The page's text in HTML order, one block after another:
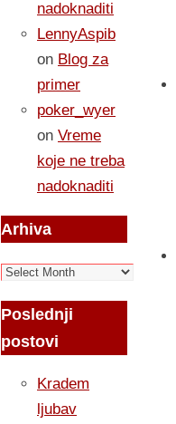
nadoknaditi
LennyAspib
on Blog za
primer
poker_wyer
on Vreme
koje ne treba
nadoknaditi
Arhiva
Arhiva
Poslednji
postovi
Kradem
ljubav